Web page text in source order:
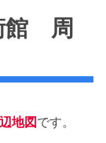
館 周
地図です。